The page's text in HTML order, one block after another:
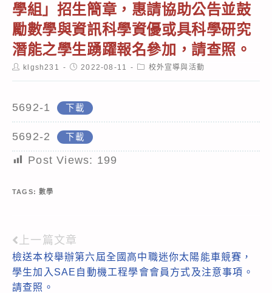
學組」招生簡章，惠請協助公告並鼓
勵數學與資訊科學資優或具科學研究
潛能之學生踴躍報名參加，請查照。
Postklgsh231
Post2022-08-11
Post校外宣導與活動
5692-1 下載
5692-2 下載
Post Views: 199
TAGS:數學
Read
more
articles
上一篇文章
檢送本校舉辦第六屆全國高中職迷你太陽能車競賽，
學生加入SAE自動機工程學會會員方式及注意事項。
請查照。